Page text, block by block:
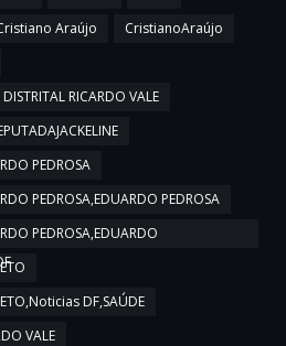
Araújo
CristianoAraújo
RICARDO VALE
PEDROSA
PEDROSA,EDUARDO PEDROSA
PEDROSA,EDUARDO
DF,SAÚDE
VALE